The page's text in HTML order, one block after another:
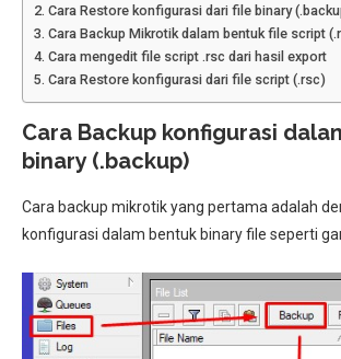
Cara Restore konfigurasi dari file binary
Cara Backup Mikrotik dalam bentuk file script
Cara mengedit file script .rsc dari hasil export
Cara Restore konfigurasi dari file script (.rsc)
Cara Backup konfigurasi
binary (.backup)
Cara backup mikrotik yang pertama adalah
konfigurasi dalam bentuk binary file seperti